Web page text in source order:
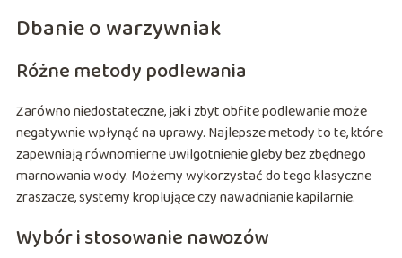
Dbanie o warzywniak
Różne metody podlewania
Zarówno niedostateczne, jak i zbyt obfite podlewanie może
negatywnie wpłynąć na uprawy. Najlepsze metody to te, które
zapewniają równomierne uwilgotnienie gleby bez zbędnego
marnowania wody. Możemy wykorzystać do tego klasyczne
zraszacze, systemy kroplujące czy nawadnianie kapilarnie.
Wybór i stosowanie nawozów